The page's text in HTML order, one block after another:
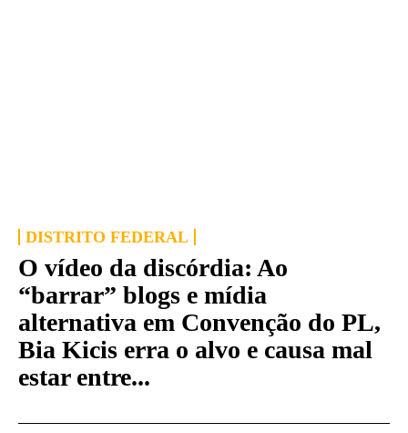
DISTRITO FEDERAL
O vídeo da discórdia: Ao
“barrar” blogs e mídia
alternativa em Convenção do PL,
Bia Kicis erra o alvo e causa mal
estar entre...